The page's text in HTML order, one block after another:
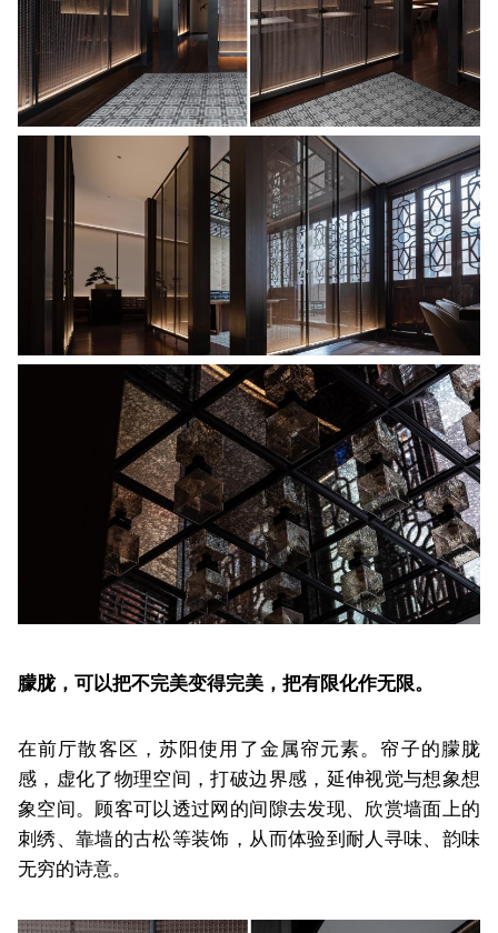
朦胧，可以把不完美变得完美，把有限化作无限。
在前厅散客区，苏阳使用了金属帘元素。帘子的朦胧
感，虚化了物理空间，打破边界感，延伸视觉与想象想
象空间。顾客可以透过网的间隙去发现、欣赏墙面上的
刺绣、靠墙的古松等装饰，从而体验到耐人寻味、韵味
无穷的诗意。